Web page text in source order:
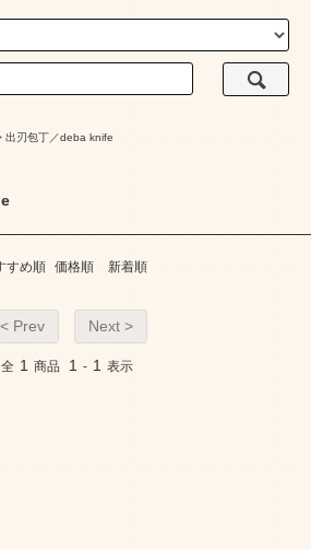
出刃包丁／deba knife
すめ順 価格順 新着順
< Prev Next >
全 1 商品 1 - 1 表示